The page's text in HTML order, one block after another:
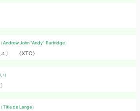
（Andrew John “Andy” Partridge）
ス〕
《XTC》
）
（Titia de Lange）